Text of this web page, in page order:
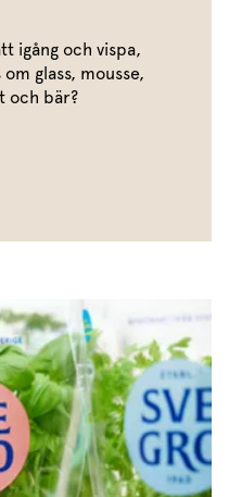
igång och vispa,
glass, mousse,
och bär?